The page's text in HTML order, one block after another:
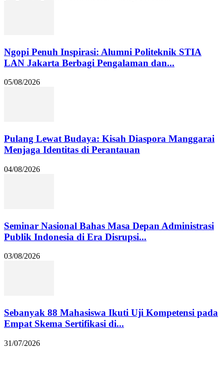
Ngopi Penuh Inspirasi: Alumni Politeknik STIA
LAN Jakarta Berbagi Pengalaman dan...
05/08/2026
Pulang Lewat Budaya: Kisah Diaspora Manggarai
Menjaga Identitas di Perantauan
04/08/2026
Seminar Nasional Bahas Masa Depan Administrasi
Publik Indonesia di Era Disrupsi...
03/08/2026
Sebanyak 88 Mahasiswa Ikuti Uji Kompetensi pada
Empat Skema Sertifikasi di...
31/07/2026